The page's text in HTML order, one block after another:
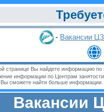
- Вакансии
странице Вы найдете информацию по
информации по Центрам
Вы сможете найти больше информации.
Вакансии